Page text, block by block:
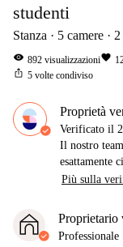
studenti
Stanza 5 camere 2
visibility 892 visualizzazionifavorite
ios_share 5 volte condiviso
Proprietà
Verificato il
Il nostro
esattamente
Più sulla
Professionale